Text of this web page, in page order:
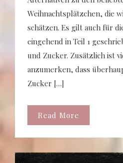
Weihnachtsplätzchen, die
schätzen. Es gilt auch für
eingehend in Teil 1
und Zucker. Zusätzlich ist
anzumerken, dass
Zucker […]
Read More